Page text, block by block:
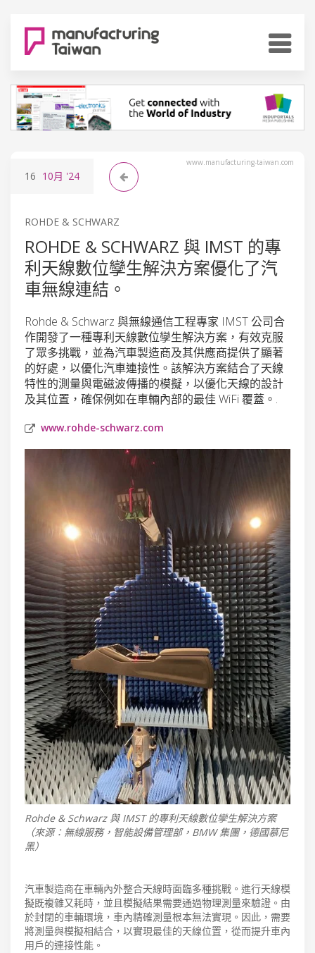
www.manufacturing-taiwan.com
16 10月 '24
ROHDE & SCHWARZ
ROHDE & SCHWARZ 與 IMST 的專
利天線數位孿生解決方案優化了汽
車無線連結。
Rohde & Schwarz 與無線通信工程專家 IMST 公司合
作開發了一種專利天線數位孿生解決方案，有效克服
了眾多挑戰，並為汽車製造商及其供應商提供了顯著
的好處，以優化汽車連接性。該解決方案結合了天線
特性的測量與電磁波傳播的模擬，以優化天線的設計
及其位置，確保例如在車輛內部的最佳 WiFi 覆蓋。.
www.rohde-schwarz.com
Rohde & Schwarz 與 IMST 的專利天線數位孿生解決方案
（來源：無線服務，智能設備管理部，BMW 集團，德國慕尼
黑）
汽車製造商在車輛內外整合天線時面臨多種挑戰。進行天線模
擬既複雜又耗時，並且模擬結果需要通過物理測量來驗證。由
於封閉的車輛環境，車內精確測量根本無法實現。因此，需要
將測量與模擬相結合，以實現最佳的天線位置，從而提升車內
用戶的連接性能。